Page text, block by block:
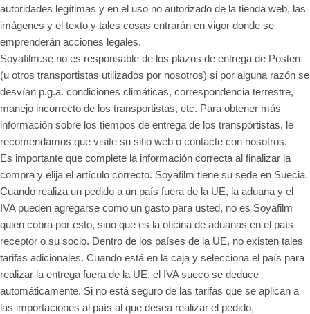
autoridades legítimas y en el uso no autorizado de la tienda web, las
imágenes y el texto y tales cosas entrarán en vigor donde se
emprenderán acciones legales.
Soyafilm.se no es responsable de los plazos de entrega de Posten
(u otros transportistas utilizados por nosotros) si por alguna razón se
desvían p.g.a. condiciones climáticas, correspondencia terrestre,
manejo incorrecto de los transportistas, etc. Para obtener más
información sobre los tiempos de entrega de los transportistas, le
recomendamos que visite su sitio web o contacte con nosotros.
Es importante que complete la información correcta al finalizar la
compra y elija el artículo correcto. Soyafilm tiene su sede en Suecia.
Cuando realiza un pedido a un país fuera de la UE, la aduana y el
IVA pueden agregarse como un gasto para usted, no es Soyafilm
quien cobra por esto, sino que es la oficina de aduanas en el país
receptor o su socio. Dentro de los países de la UE, no existen tales
tarifas adicionales. Cuando está en la caja y selecciona el país para
realizar la entrega fuera de la UE, el IVA sueco se deduce
automáticamente. Si no está seguro de las tarifas que se aplican a
las importaciones al país al que desea realizar el pedido,